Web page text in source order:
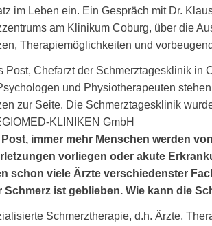
im Leben ein. Ein Gespräch mit Dr.
am Klinikum Coburg, über die
Therapiemöglichkeiten und
Post, Chefarzt der Schmerztagesklinik in
und Physiotherapeuten
zur Seite. Die Schmerztagesklinik
KLINIKEN GmbH
Post, immer mehr Menschen werden
vorliegen oder akute
schon viele Ärzte verschiedenster
Schmerz ist geblieben. Wie kann die
Schmerztherapie, d.h. Ärzte,